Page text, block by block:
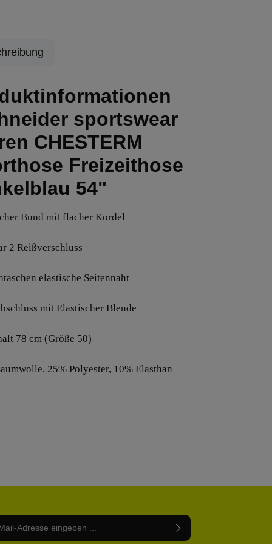
sportswear
CHESTERM
Freizeithose
54"
Bund mit flacher Kordel
2 Reißverschluss
elastische Seitennaht
mit Elastischer Blende
78 cm (Größe 50)
25% Polyester, 10% Elasthan